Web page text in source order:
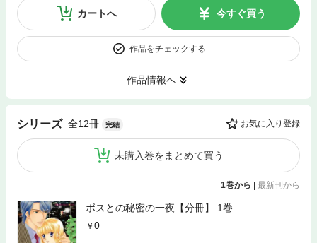
カートへ 今すぐ買う
作品をチェックする
作品情報へ
シリーズ 全12冊 完結 お気に入り登録
未購入巻をまとめて買う
1巻から 最新刊から
ボスとの秘密の一夜【分冊】 1巻
0